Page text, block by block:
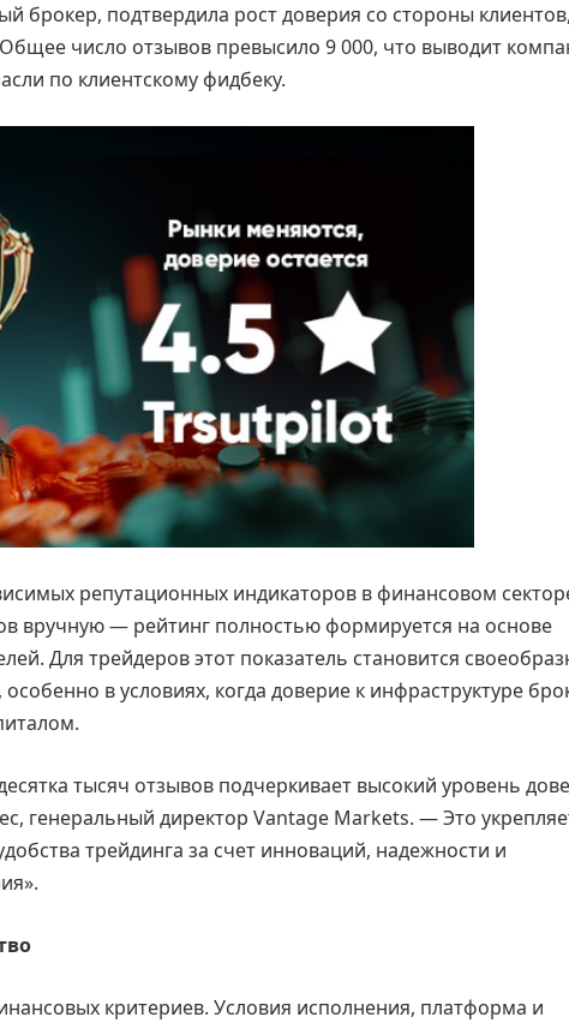
брокер, подтвердила рост доверия со стороны клиентов,
число отзывов превысило 9 000, что выводит
по клиентскому фидбеку.
репутационных индикаторов в финансовом
вручную — рейтинг полностью формируется на основе
Для трейдеров этот показатель становится
в условиях, когда доверие к инфраструктуре
тысяч отзывов подчеркивает высокий уровень
генеральный директор Vantage Markets. — Это
трейдинга за счет инноваций, надежности и
критериев. Условия исполнения, платформа и